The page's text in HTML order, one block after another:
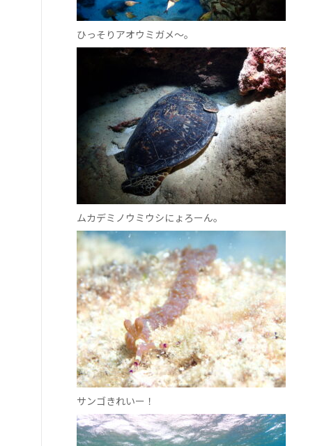
ひっそりアオウミガメ～。
ムカデミノウミウシにょろーん。
サンゴきれいー！